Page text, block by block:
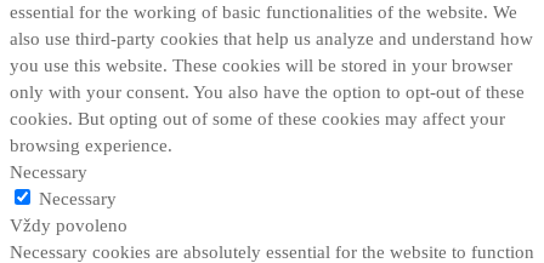
essential for the working of basic functionalities of the website. We
also use third-party cookies that help us analyze and understand how
you use this website. These cookies will be stored in your browser
only with your consent. You also have the option to opt-out of these
cookies. But opting out of some of these cookies may affect your
browsing experience.
Necessary
Necessary
Vždy povoleno
Necessary cookies are absolutely essential for the website to function